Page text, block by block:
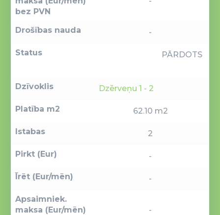
bez PVN
Drošības nauda -
Status PĀRDOTS
Dzīvoklis Dzērveņu 1 - 2
Platība m2 62.10 m2
Istabas 2
Pirkt (Eur) -
Īrēt (Eur/mēn) -
Apsaimniek.
maksa (Eur/mēn)
-